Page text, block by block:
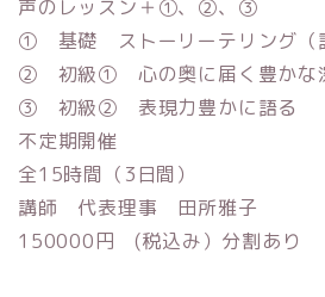
声のレッスン＋①、②、③
① 基礎 ストーリーテリング（
② 初級① 心の奥に届く豊かな
③ 初級② 表現力豊かに語る
不定期開催
全15時間（3日間）
講師 代表理事 田所雅子
150000円 (税込み）分割あり